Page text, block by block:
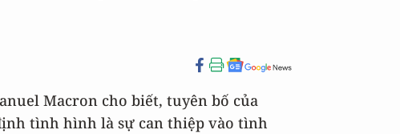
Macron cho biết, tuyên bố của
tình hình là sự can thiệp vào tình